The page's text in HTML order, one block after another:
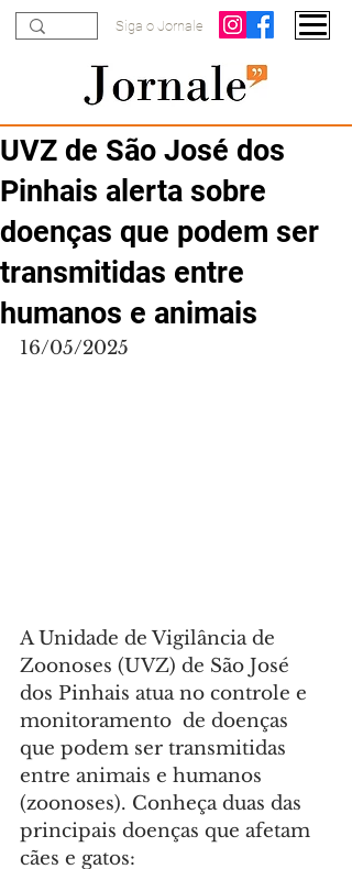
Siga o Jornale
UVZ de São José dos
Pinhais alerta sobre
doenças que podem ser
transmitidas entre
humanos e animais
16/05/2025
A Unidade de Vigilância de
Zoonoses (UVZ) de São José
dos Pinhais atua no controle e
monitoramento  de doenças
que podem ser transmitidas
entre animais e humanos
(zoonoses). Conheça duas das
principais doenças que afetam
cães e gatos: